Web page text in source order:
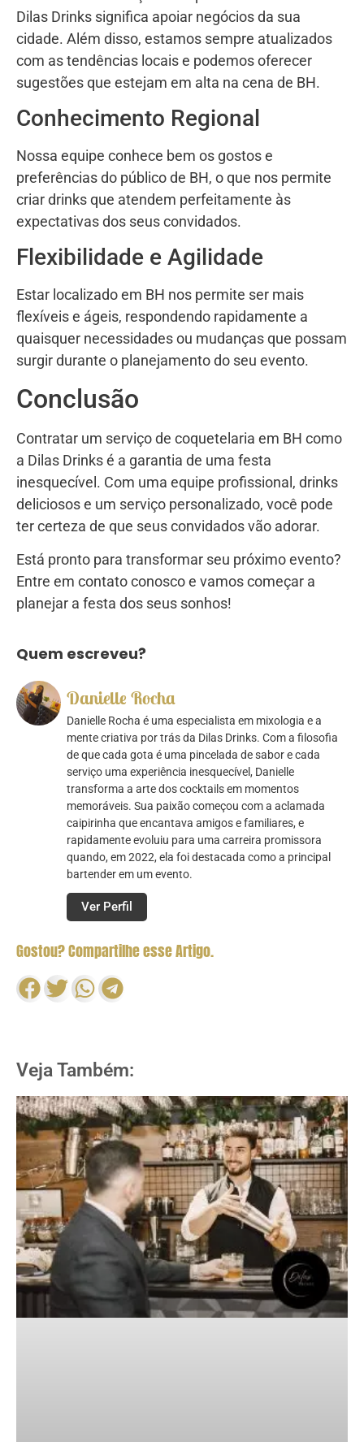
Dilas Drinks significa apoiar negócios da sua
cidade. Além disso, estamos sempre atualizados
com as tendências locais e podemos oferecer
sugestões que estejam em alta na cena de BH.
Conhecimento Regional
Nossa equipe conhece bem os gostos e
preferências do público de BH, o que nos permite
criar drinks que atendem perfeitamente às
expectativas dos seus convidados.
Flexibilidade e Agilidade
Estar localizado em BH nos permite ser mais
flexíveis e ágeis, respondendo rapidamente a
quaisquer necessidades ou mudanças que possam
surgir durante o planejamento do seu evento.
Conclusão
Contratar um serviço de coquetelaria em BH como
a Dilas Drinks é a garantia de uma festa
inesquecível. Com uma equipe profissional, drinks
deliciosos e um serviço personalizado, você pode
ter certeza de que seus convidados vão adorar.
Está pronto para transformar seu próximo evento?
Entre em contato conosco e vamos começar a
planejar a festa dos seus sonhos!
Quem escreveu?
Danielle Rocha
Danielle Rocha é uma especialista em mixologia e a
mente criativa por trás da Dilas Drinks. Com a filosofia
de que cada gota é uma pincelada de sabor e cada
serviço uma experiência inesquecível, Danielle
transforma a arte dos cocktails em momentos
memoráveis. Sua paixão começou com a aclamada
caipirinha que encantava amigos e familiares, e
rapidamente evoluiu para uma carreira promissora
quando, em 2022, ela foi destacada como a principal
bartender em um evento.
Ver Perfil
Gostou? Compartilhe esse Artigo.
Veja Também: